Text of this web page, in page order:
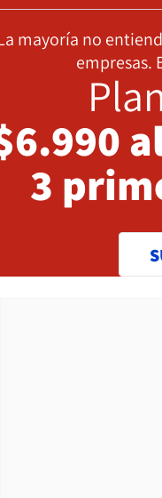
mayoría no
empresas.
3